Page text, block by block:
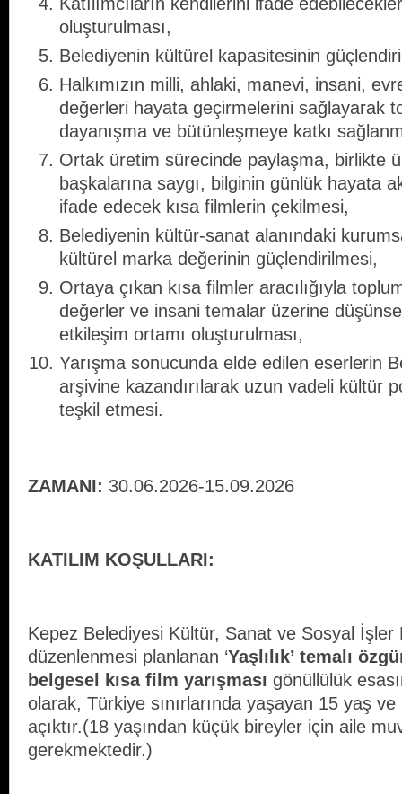
oluşturulması,
Belediyenin kültürel kapasitesinin
Halkımızın milli, ahlaki, manevi, insani,
değerleri hayata geçirmelerini sağlayarak
dayanışma ve bütünleşmeye katkı
Ortak üretim sürecinde paylaşma, birlikte
başkalarına saygı, bilginin günlük hayata
ifade edecek kısa filmlerin çekilmesi,
Belediyenin kültür-sanat alanındaki
kültürel marka değerinin güçlendirilmesi,
Ortaya çıkan kısa filmler aracılığıyla
değerler ve insani temalar üzerine
etkileşim ortamı oluşturulması,
Yarışma sonucunda elde edilen eserlerin
arşivine kazandırılarak uzun vadeli kültür
teşkil etmesi.
ZAMANI: 30.06.2026-15.09.2026
KATILIM KOŞULLARI:
Kepez Belediyesi Kültür, Sanat ve Sosyal
düzenlenmesi planlanan ‘Yaşlılık’ temalı
belgesel kısa film yarışması gönüllülük
olarak, Türkiye sınırlarında yaşayan 15 yaş
açıktır.(18 yaşından küçük bireyler için aile
gerekmektedir.)